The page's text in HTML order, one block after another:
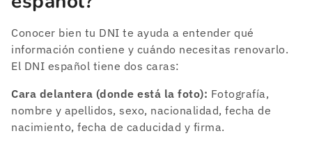
Conocer bien tu DNI te ayuda a entender qué
información contiene y cuándo necesitas renovarlo.
El DNI español tiene dos caras:
Cara delantera (donde está la foto): Fotografía,
nombre y apellidos, sexo, nacionalidad, fecha de
nacimiento, fecha de caducidad y firma.